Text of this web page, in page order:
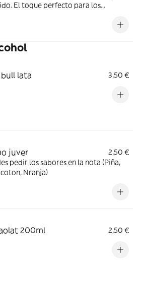
El toque perfecto para los
bull lata 3,50 €
juver
2,50 €
pedir los sabores en la nota (Piña,
Nranja)
200ml 2,50 €